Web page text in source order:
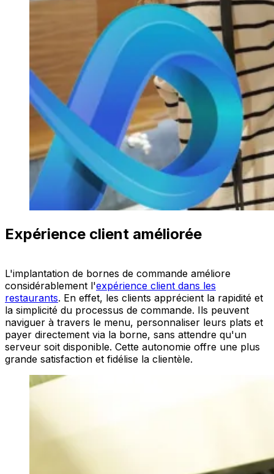
Expérience client améliorée
L'implantation de bornes de commande améliore
considérablement l'expérience client dans les
restaurants. En effet, les clients apprécient la rapidité et
la simplicité du processus de commande. Ils peuvent
naviguer à travers le menu, personnaliser leurs plats et
payer directement via la borne, sans attendre qu'un
serveur soit disponible. Cette autonomie offre une plus
grande satisfaction et fidélise la clientèle.